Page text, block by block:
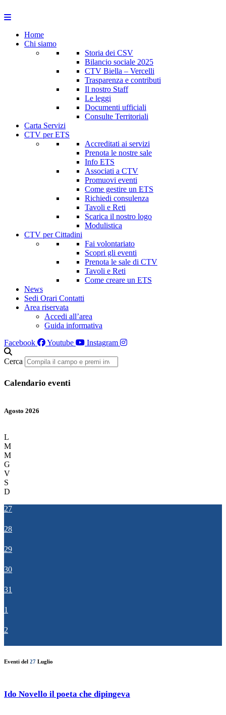
Home
Chi siamo
Storia dei CSV
Bilancio sociale 2025
CTV Biella – Vercelli
Trasparenza e contributi
Il nostro Staff
Le leggi
Documenti ufficiali
Consulte Territoriali
Carta Servizi
CTV per ETS
Accreditati ai servizi
Prenota le nostre sale
Info ETS
Associati a CTV
Promuovi eventi
Come gestire un ETS
Richiedi consulenza
Tavoli e Reti
Scarica il nostro logo
Modulistica
CTV per Cittadini
Fai volontariato
Scopri gli eventi
Prenota le sale di CTV
Tavoli e Reti
Come creare un ETS
News
Sedi Orari Contatti
Area riservata
Accedi all’area
Guida informativa
Facebook
Youtube Instagram
Cerca
Calendario eventi
Agosto 2026
L
M
M
G
V
S
D
27
28
29
30
31
1
2
Eventi del 27 Luglio
Ido Novello il poeta che dipingeva